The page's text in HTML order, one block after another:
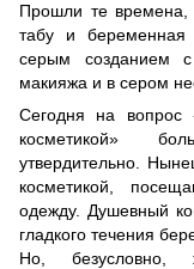
Прошли те времена,
табу и беременная
серым созданием
макияжа и в сером
Сегодня на вопрос
косметикой»
утвердительно.
косметикой,
одежду. Душевный
гладкого течения
Но, безусловно,